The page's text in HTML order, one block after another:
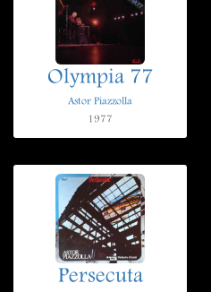
Olympia 77
Astor Piazzolla
1977
Persecuta